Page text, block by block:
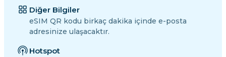
Diğer Bilgiler
eSIM QR kodu birkaç dakika içinde e-posta
adresinize ulaşacaktır.
Hotspot